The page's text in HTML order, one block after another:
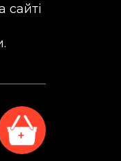
сайті
+